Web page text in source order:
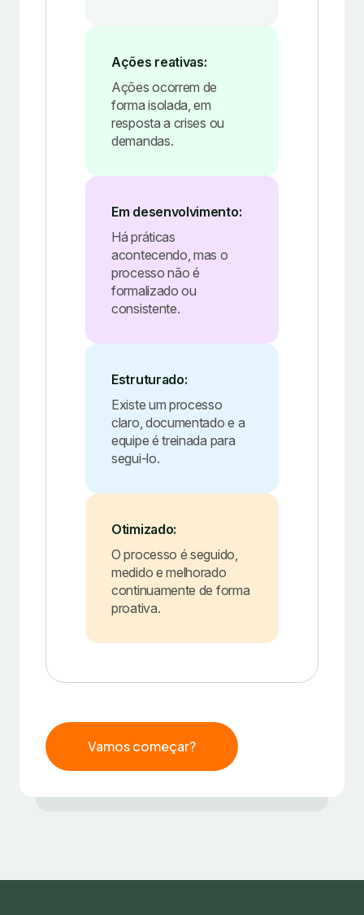
Ações reativas:
Ações ocorrem de
forma isolada, em
resposta a crises ou
demandas.
Em desenvolvimento:
Há práticas
acontecendo, mas o
processo não é
formalizado ou
consistente.
Estruturado:
Existe um processo
claro, documentado e a
equipe é treinada para
segui-lo.
Otimizado:
O processo é seguido,
medido e melhorado
continuamente de forma
proativa.
Vamos começar?